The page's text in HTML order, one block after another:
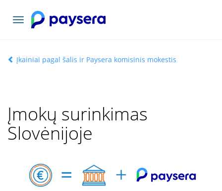
Toggle
navigation
Įkainiai pagal šalis ir Paysera komisinis mokestis
Įmokų surinkimas
Slovėnijoje